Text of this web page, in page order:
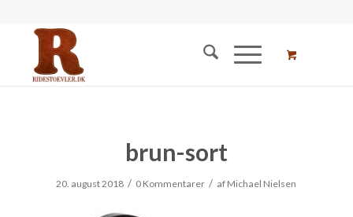
brun-sort
20. august 2018 / 0 Kommentarer / af Michael Nielsen